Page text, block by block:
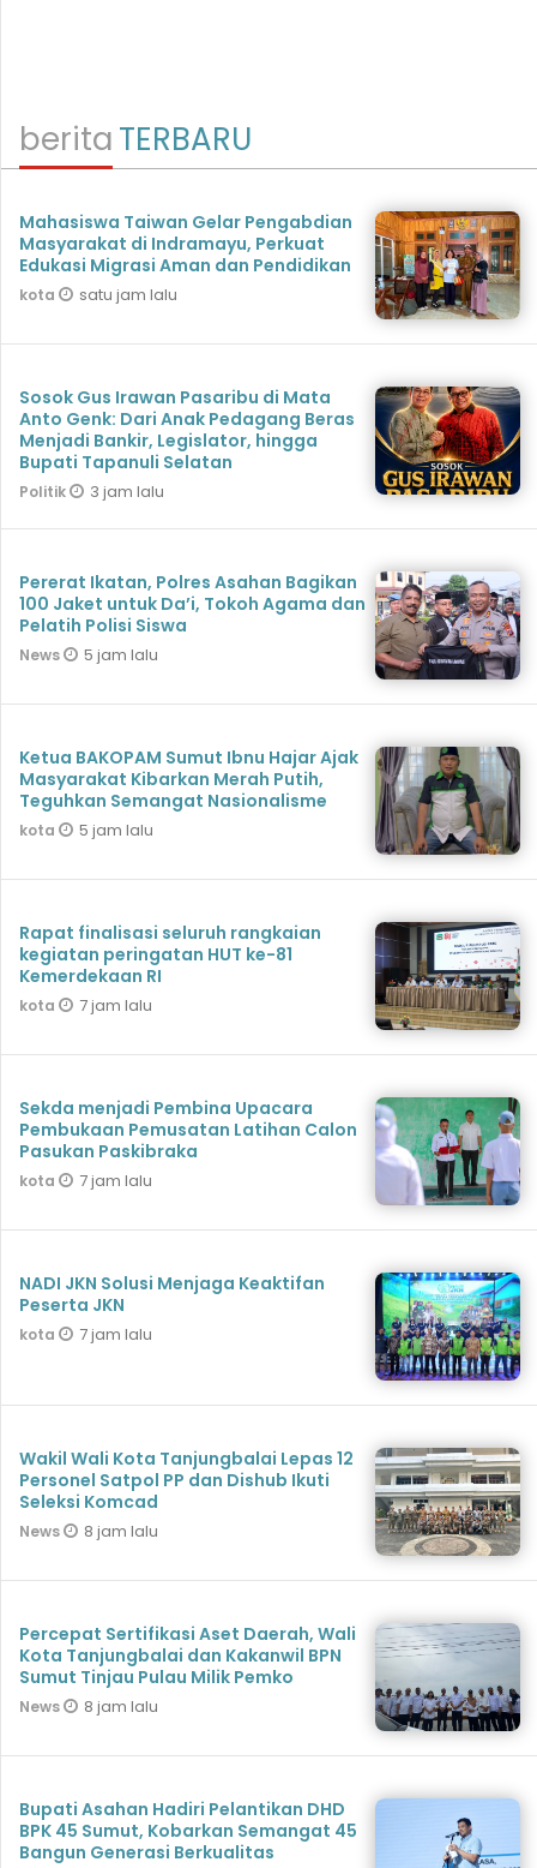
beritaTERBARU
Mahasiswa Taiwan Gelar Pengabdian
Masyarakat di Indramayu, Perkuat
Edukasi Migrasi Aman dan Pendidikan
kota satu jam lalu
Sosok Gus Irawan Pasaribu di Mata
Anto Genk: Dari Anak Pedagang Beras
Menjadi Bankir, Legislator, hingga
Bupati Tapanuli Selatan
Politik 3 jam lalu
Pererat Ikatan, Polres Asahan Bagikan
100 Jaket untuk Da’i, Tokoh Agama dan
Pelatih Polisi Siswa
News 5 jam lalu
Ketua BAKOPAM Sumut Ibnu Hajar Ajak
Masyarakat Kibarkan Merah Putih,
Teguhkan Semangat Nasionalisme
kota 5 jam lalu
Rapat finalisasi seluruh rangkaian
kegiatan peringatan HUT ke-81
Kemerdekaan RI
kota 7 jam lalu
Sekda menjadi Pembina Upacara
Pembukaan Pemusatan Latihan Calon
Pasukan Paskibraka
kota 7 jam lalu
NADI JKN Solusi Menjaga Keaktifan
Peserta JKN
kota 7 jam lalu
Wakil Wali Kota Tanjungbalai Lepas 12
Personel Satpol PP dan Dishub Ikuti
Seleksi Komcad
News 8 jam lalu
Percepat Sertifikasi Aset Daerah, Wali
Kota Tanjungbalai dan Kakanwil BPN
Sumut Tinjau Pulau Milik Pemko
News 8 jam lalu
Bupati Asahan Hadiri Pelantikan DHD
BPK 45 Sumut, Kobarkan Semangat 45
Bangun Generasi Berkualitas